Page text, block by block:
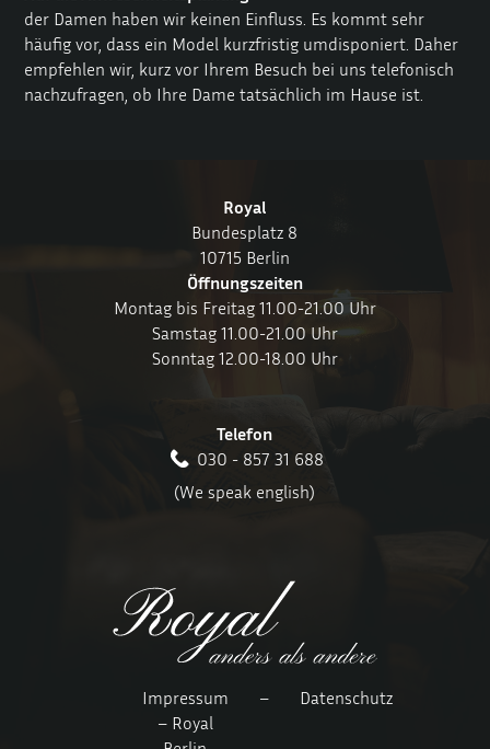
der Damen haben wir keinen Einfluss. Es kommt sehr
häufig vor, dass ein Model kurzfristig umdisponiert. Daher
empfehlen wir, kurz vor Ihrem Besuch bei uns telefonisch
nachzufragen, ob Ihre Dame tatsächlich im Hause ist.
Royal
Bundesplatz 8
10715 Berlin
Öffnungszeiten
Montag bis Freitag 11.00-21.00 Uhr
Samstag 11.00-21.00 Uhr
Sonntag 12.00-18.00 Uhr
Telefon
030 - 857 31 688
(We speak english)
Impressum
– Royal
– Datenschutz